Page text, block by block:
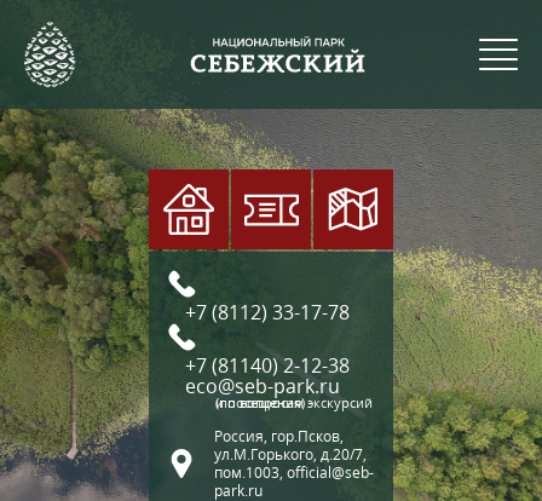
+7 (8112) 33-17-78
+7 (81140) 2-12-38
eco@seb-park.ru
(по вопросам экскурсий и посещения)
Россия, гор.Псков,
ул.М.Горького, д.20/7,
пом.1003, official@seb-
park.ru